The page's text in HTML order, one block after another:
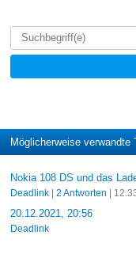
Möglicherweise verwandte
Nokia 108 DS und das
Deadlink| 2 Antworten |
20.12.2021, 20:56
Deadlink